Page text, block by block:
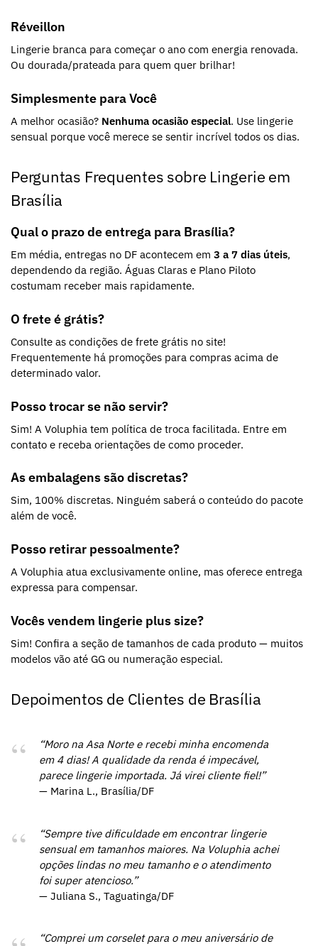
Réveillon
Lingerie branca para começar o ano com energia renovada.
Ou dourada/prateada para quem quer brilhar!
Simplesmente para Você
A melhor ocasião? Nenhuma ocasião especial. Use lingerie
sensual porque você merece se sentir incrível todos os dias.
Perguntas Frequentes sobre Lingerie em
Brasília
Qual o prazo de entrega para Brasília?
Em média, entregas no DF acontecem em 3 a 7 dias úteis,
dependendo da região. Águas Claras e Plano Piloto
costumam receber mais rapidamente.
O frete é grátis?
Consulte as condições de frete grátis no site!
Frequentemente há promoções para compras acima de
determinado valor.
Posso trocar se não servir?
Sim! A Voluphia tem política de troca facilitada. Entre em
contato e receba orientações de como proceder.
As embalagens são discretas?
Sim, 100% discretas. Ninguém saberá o conteúdo do pacote
além de você.
Posso retirar pessoalmente?
A Voluphia atua exclusivamente online, mas oferece entrega
expressa para compensar.
Vocês vendem lingerie plus size?
Sim! Confira a seção de tamanhos de cada produto — muitos
modelos vão até GG ou numeração especial.
Depoimentos de Clientes de Brasília
“Moro na Asa Norte e recebi minha encomenda
em 4 dias! A qualidade da renda é impecável,
parece lingerie importada. Já virei cliente fiel!”
— Marina L., Brasília/DF
“Sempre tive dificuldade em encontrar lingerie
sensual em tamanhos maiores. Na Voluphia achei
opções lindas no meu tamanho e o atendimento
foi super atencioso.”
— Juliana S., Taguatinga/DF
“Comprei um corselet para o meu aniversário de